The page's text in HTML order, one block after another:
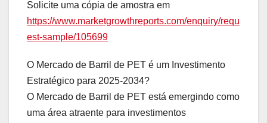
Solicite uma cópia de amostra em
https://www.marketgrowthreports.com/enquiry/requ
est-sample/105699
O Mercado de Barril de PET é um Investimento
Estratégico para 2025-2034?
O Mercado de Barril de PET está emergindo como
uma área atraente para investimentos